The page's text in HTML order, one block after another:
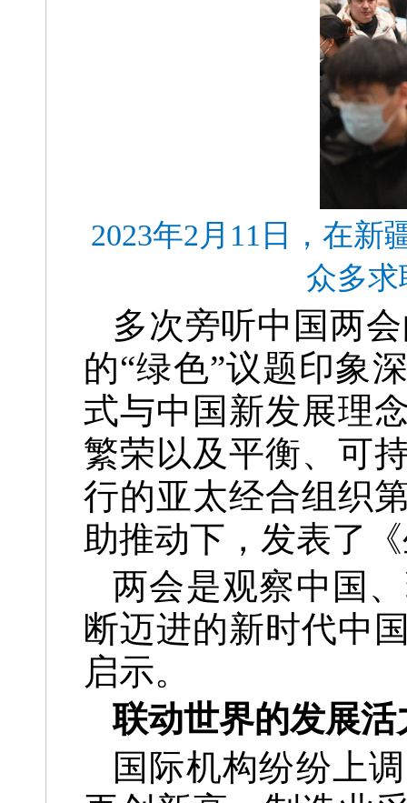
2023年2月11日，在新
众多求
多次旁听中国两
的“绿色”议题印象
式与中国新发展理
繁荣以及平衡、可
行的亚太经合组织
助推动下，发表了
两会是观察中国
断迈进的新时代中
启示。
联动世界的发展活
国际机构纷纷上